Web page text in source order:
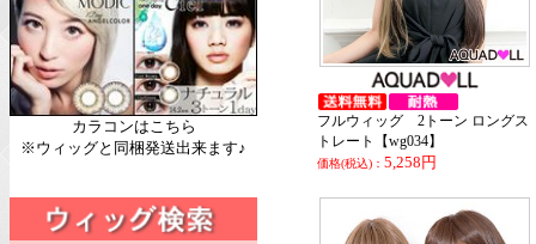
カラコンはこちら
※ウィッグと同梱発送出来ます♪
フルウィッグ 2トーン ロングス
トレート【wg034】
価格(税込)： 5,258円